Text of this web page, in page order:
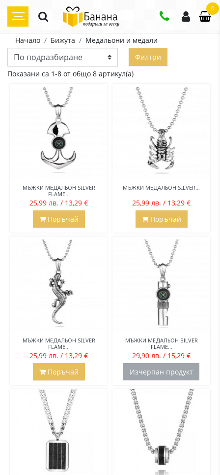
0
Начало Бижута
Медальони и медали
Филтри
Показани са 1-8 от общо 8 артикул(а)
МЪЖКИ МЕДАЛЬОН SILVER
FLAME...
25,99 лв. / 13,29 €
Поръчай
МЪЖКИ МЕДАЛЬОН SILVER...
25,99 лв. / 13,29 €
Поръчай
МЪЖКИ МЕДАЛЬОН SILVER
FLAME...
25,99 лв. / 13,29 €
Поръчай
МЪЖКИ МЕДАЛЬОН SILVER
FLAME...
29,90 лв. / 15,29 €
Изчерпан продукт